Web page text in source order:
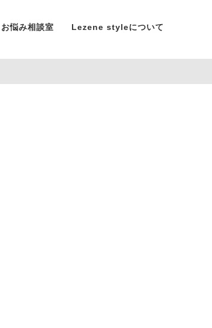
お悩み相談室 Lezene styleについて